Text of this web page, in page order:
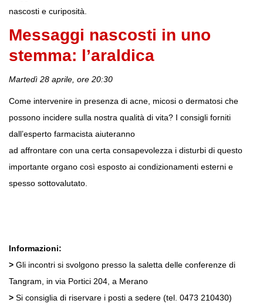
nascosti e curiposità.
Messaggi nascosti in uno
stemma: l’araldica
Martedì 28 aprile, ore 20:30
Come intervenire in presenza di acne, micosi o dermatosi che
possono incidere sulla nostra qualità di vita? I consigli forniti
dall’esperto farmacista aiuteranno
ad affrontare con una certa consapevolezza i disturbi di questo
importante organo così esposto ai condizionamenti esterni e
spesso sottovalutato.
Informazioni:
> Gli incontri si svolgono presso la saletta delle conferenze di
Tangram, in via Portici 204, a Merano
> Si consiglia di riservare i posti a sedere (tel. 0473 210430)